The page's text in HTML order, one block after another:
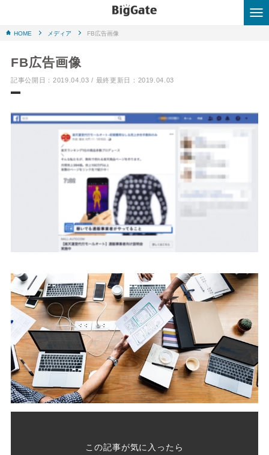
はじめての方へ
お問い合わせはこちら
HOME メディア FB広告画像
FB広告画像
記事公開日：2019.04.03 / 最終更新日：2019.04.03
この記事が気に入ったら